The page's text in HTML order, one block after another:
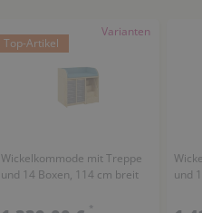
Varianten
Top-Artikel
Wickelkommode mit Treppe
und 14 Boxen, 114 cm breit
*
und